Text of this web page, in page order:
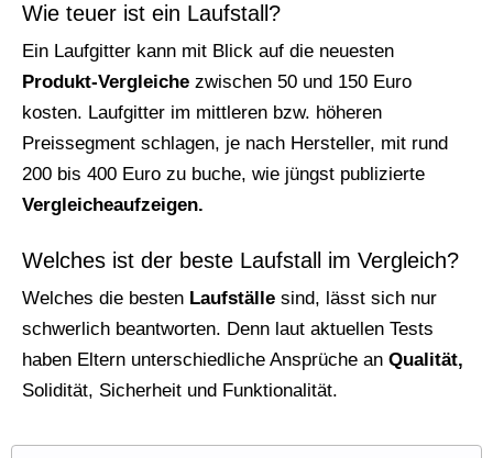
Wie teuer ist ein Laufstall?
Ein Laufgitter kann mit Blick auf die neuesten
Produkt-Vergleiche zwischen 50 und 150 Euro
kosten. Laufgitter im mittleren bzw. höheren
Preissegment schlagen, je nach Hersteller, mit rund
200 bis 400 Euro zu buche, wie jüngst publizierte
Vergleicheaufzeigen.
Welches ist der beste Laufstall im Vergleich?
Welches die besten Laufställe sind, lässt sich nur
schwerlich beantworten. Denn laut aktuellen Tests
haben Eltern unterschiedliche Ansprüche an Qualität,
Solidität, Sicherheit und Funktionalität.